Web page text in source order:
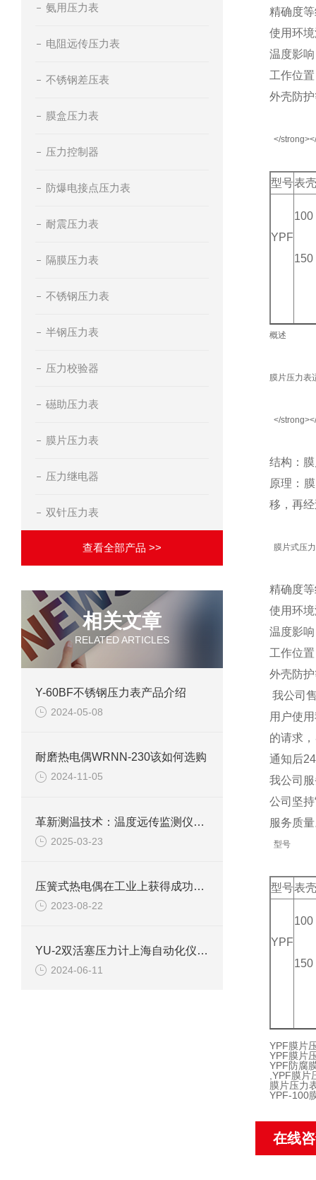
氨用压力表
电阻远传压力表
不锈钢差压表
膜盒压力表
压力控制器
防爆电接点压力表
耐震压力表
隔膜压力表
不锈钢压力表
半钢压力表
压力校验器
礠助压力表
膜片压力表
压力继电器
双针压力表
查看全部产品 >>
相关文章
RELATED ARTICLES
Y-60BF不锈钢压力表产品介绍
2024-05-08
耐磨热电偶WRNN-230该如何选购
2024-11-05
革新测温技术：温度远传监测仪领行业潮流
2025-03-23
压簧式热电偶在工业上获得成功应用
2023-08-22
YU-2双活塞压力计上海自动化仪表四厂白云牌技术参数描述
2024-06-11
精确度
使用环
温度影
工作位
外壳防
</
型号表
YPF
100
150
概述
膜片压力表
</
结构：
原理：
移，再
膜片式压
精确度
使用环
温度影
工作位
外壳防
我公司
用户使
的请求
通知后
我公司
公司坚
服务质
型号
型号表
YPF
100
150
YPF膜片
YPF膜片
YPF防腐
,YPF膜片
膜片压力
YPF-100
在线